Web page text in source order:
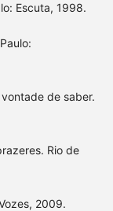
Escuta, 1998.
de saber.
Rio de
2009.